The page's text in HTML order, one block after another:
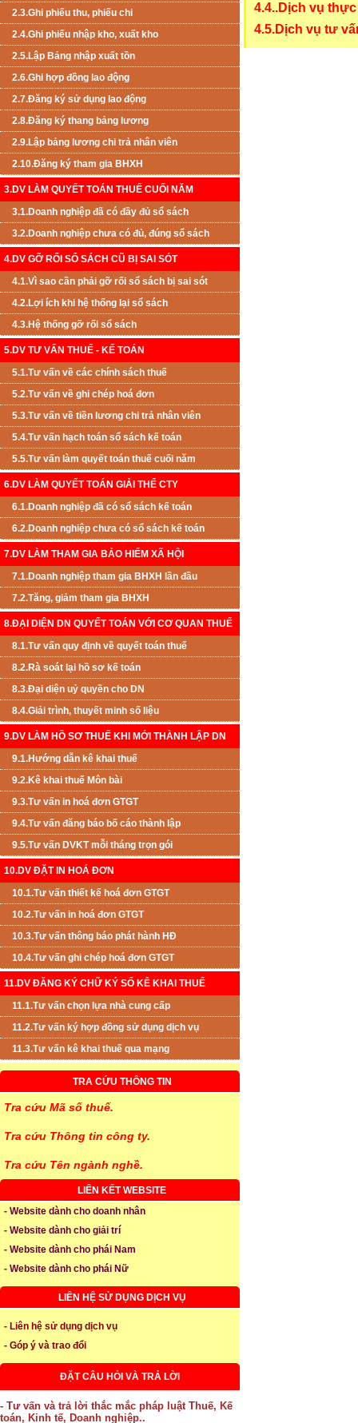
2.3.Ghi phiếu thu, phiếu chi
2.4.Ghi phiếu nhập kho, xuất kho
2.5.Lập Bảng nhập xuất tồn
2.6.Ghi hợp đồng lao động
2.7.Đăng ký sử dụng lao động
2.8.Đăng ký thang bảng lương
2.9.Lập bảng lương chi trả nhân viên
2.10.Đăng ký tham gia BHXH
3.DV LÀM QUYẾT TOÁN THUẾ CUỐI NĂM
3.1.Doanh nghiệp đã có đầy đủ sổ sách
3.2.Doanh nghiệp chưa có đủ, đúng sổ sách
4.DV GỠ RỐI SỔ SÁCH CŨ BỊ SAI SÓT
4.1.Vì sao cần phải gỡ rối sổ sách bị sai sót
4.2.Lợi ích khi hệ thống lại sổ sách
4.3.Hệ thống gỡ rối sổ sách
5.DV TƯ VẤN THUẾ - KẾ TOÁN
5.1.Tư vấn về các chính sách thuế
5.2.Tư vấn về ghi chép hoá đơn
5.3.Tư vấn về tiền lương chi trả nhân viên
5.4.Tư vấn hạch toán sổ sách kế toán
5.5.Tư vấn làm quyết toán thuế cuối năm
6.DV LÀM QUYẾT TOÁN GIẢI THỂ CTY
6.1.Doanh nghiệp đã có sổ sách kế toán
6.2.Doanh nghiệp chưa có sổ sách kế toán
7.DV LÀM THAM GIA BẢO HIỂM XÃ HỘI
7.1.Doanh nghiệp tham gia BHXH lần đầu
7.2.Tăng, giảm tham gia BHXH
8.ĐẠI DIỆN DN QUYẾT TOÁN VỚI CƠ QUAN THUẾ
8.1.Tư vấn quy định về quyết toán thuế
8.2.Rà soát lại hồ sơ kế toán
8.3.Đại diện uỷ quyền cho DN
8.4.Giải trình, thuyết minh số liệu
9.DV LÀM HỒ SƠ THUẾ KHI MỚI THÀNH LẬP DN
9.1.Hướng dẫn kê khai thuế
9.2.Kê khai thuế Môn bài
9.3.Tư vấn in hoá đơn GTGT
9.4.Tư vấn đăng báo bố cáo thành lập
9.5.Tư vấn DVKT mỗi tháng trọn gói
10.DV ĐẶT IN HOÁ ĐƠN
10.1.Tư vấn thiết kế hoá đơn GTGT
10.2.Tư vấn in hoá đơn GTGT
10.3.Tư vấn thông báo phát hành HĐ
10.4.Tư vấn ghi chép hoá đơn GTGT
11.DV ĐĂNG KÝ CHỮ KÝ SỐ KÊ KHAI THUẾ
11.1.Tư vấn chọn lựa nhà cung cấp
11.2.Tư vấn ký hợp đồng sử dụng dịch vụ
11.3.Tư vấn kê khai thuế qua mạng
TRA CỨU THÔNG TIN
Tra cứu Mã số thuế.
Tra cứu Thông tin công ty.
Tra cứu Tên ngành nghề.
LIÊN KẾT WEBSITE
- Website dành cho doanh nhân
- Website dành cho giải trí
- Website dành cho phái Nam
- Website dành cho phái Nữ
LIÊN HỆ SỬ DỤNG DỊCH VỤ
- Liên hệ sử dụng dịch vụ
- Góp ý và trao đổi
ĐẶT CÂU HỎI VÀ TRẢ LỜI
- Tư vấn và trả lời thắc mắc pháp luật Thuế, Kế
toán, Kinh tế, Doanh nghiệp..
4.4..Dịch vụ
4.5.Dịch vụ tư